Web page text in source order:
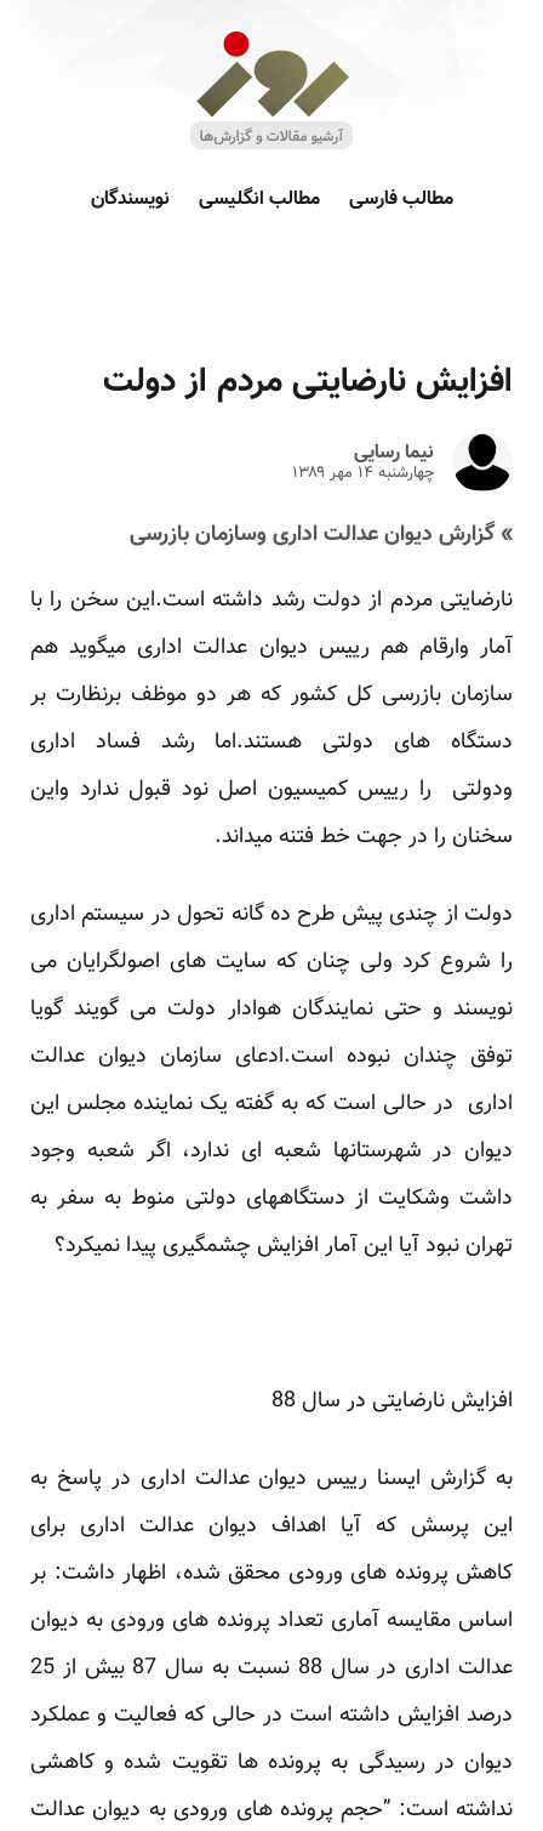
مطالب فارسی مطالب انگلیسی نویسندگان
افزایش نارضایتی مردم از دولت
نیما رسایی
چهارشنبه ۱۴ مهر ۱۳۸۹
» گزارش دیوان عدالت اداری وسازمان بازرسی
نارضایتی مردم از دولت رشد داشته است.این سخن را با
آمار وارقام هم رییس دیوان عدالت اداری میگوید هم
سازمان بازرسی کل کشور که هر دو موظف برنظارت بر
دستگاه های دولتی هستند.اما رشد فساد اداری
ودولتی را رییس کمیسیون اصل نود قبول ندارد واین
سخنان را در جهت خط فتنه میداند.
دولت از چندی پیش طرح ده گانه تحول در سیستم اداری
را شروع کرد ولی چنان که سایت های اصولگرایان می
نویسند و حتی نمایندگان هوادار دولت می گویند گویا
توفق چندان نبوده است.ادعای سازمان دیوان عدالت
اداری در حالی است که به گفته یک نماینده مجلس این
دیوان در شهرستانها شعبه ای ندارد، اگر شعبه وجود
داشت وشکایت از دستگاههای دولتی منوط به سفر به
تهران نبود آیا این آمار افزایش چشمگیری پیدا نمیکرد؟
افزایش نارضایتی در سال 88
به گزارش ایسنا رییس دیوان عدالت اداری در پاسخ به
این پرسش که آیا اهداف دیوان عدالت اداری برای
کاهش پرونده های ورودی محقق شده، اظهار داشت: بر
اساس مقایسه آماری تعداد پرونده های ورودی به دیوان
عدالت اداری در سال 88 نسبت به سال 87 بیش از 25
درصد افزایش داشته است در حالی که فعالیت و عملکرد
دیوان در رسیدگی به پرونده ها تقویت شده و کاهشی
نداشته است: ”حجم پرونده های ورودی به دیوان عدالت